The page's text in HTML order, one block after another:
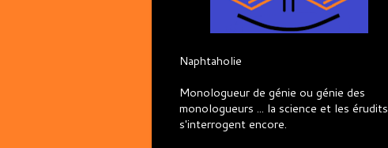
Naphtaholie
Monologueur de génie ou génie des
monologueurs ... la science et les érudits
s'interrogent encore.